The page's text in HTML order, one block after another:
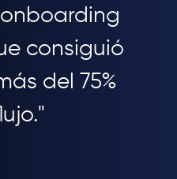
consiguió
del 75%